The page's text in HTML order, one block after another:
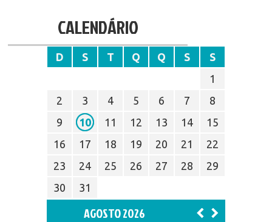
CALENDÁRIO
D S T Q Q S
S
1
2
3 4 5 6 7
8
9
10 11 12 13 14
15
16
17 18 19 20 21
22
23
24 25 26 27 28
29
30
31
AGOSTO 2026